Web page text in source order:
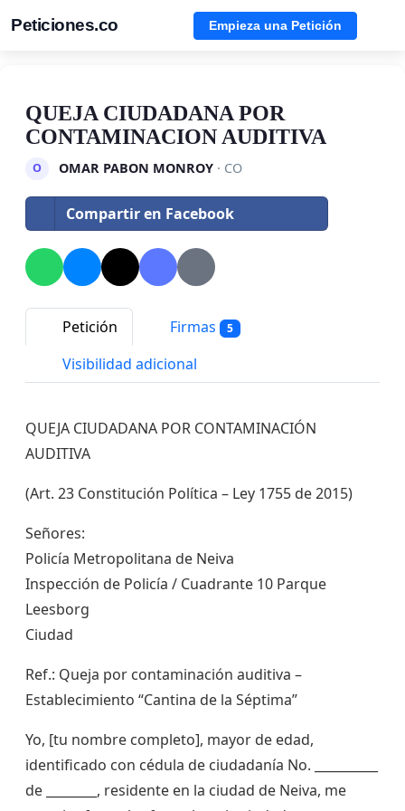
Peticiones.co Empieza una Petición
QUEJA CIUDADANA POR
CONTAMINACION AUDITIVA
O OMAR PABON MONROY· CO
Compartir en Facebook
Petición Firmas 5
Visibilidad adicional
QUEJA CIUDADANA POR CONTAMINACIÓN
AUDITIVA
(Art. 23 Constitución Política – Ley 1755 de 2015)
Señores:
Policía Metropolitana de Neiva
Inspección de Policía / Cuadrante 10 Parque
Leesborg
Ciudad
Ref.: Queja por contaminación auditiva –
Establecimiento “Cantina de la Séptima”
Yo, [tu nombre completo], mayor de edad,
identificado con cédula de ciudadanía No. __________
de ________, residente en la ciudad de Neiva, me